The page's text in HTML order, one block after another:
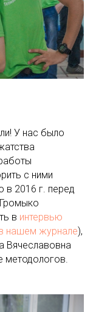
У нас было
с ними
в 2016 г. перед
в интервью
нашем журнале),
Вячеславовна
методологов.